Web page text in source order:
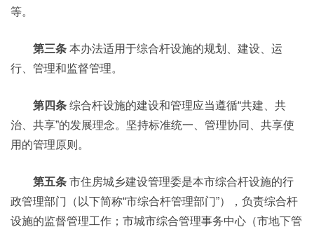
等。
第三条 本办法适用于综合杆设施的规划、建设、运
行、管理和监督管理。
第四条 综合杆设施的建设和管理应当遵循“共建、共
治、共享”的发展理念。坚持标准统一、管理协同、共享使
用的管理原则。
第五条 市住房城乡建设管理委是本市综合杆设施的行
政管理部门（以下简称“市综合杆管理部门”），负责综合杆
设施的监督管理工作；市城市综合管理事务中心（市地下管